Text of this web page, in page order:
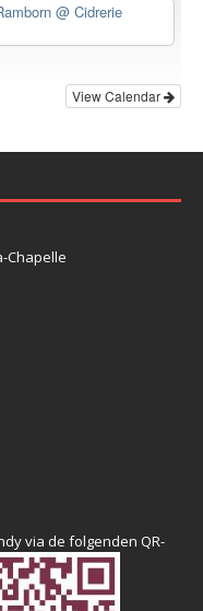
@ Cidrerie
View Calendar
Chapelle
via de folgenden QR-